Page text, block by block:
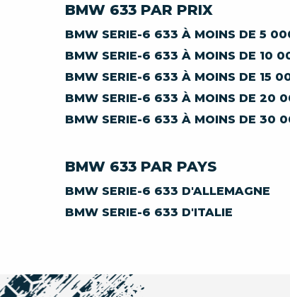
BMW 633 PAR PRIX
BMW SERIE-6 633 À MOINS DE 5
BMW SERIE-6 633 À MOINS DE 10
BMW SERIE-6 633 À MOINS DE 15
BMW SERIE-6 633 À MOINS DE 20
BMW SERIE-6 633 À MOINS DE 30
BMW 633 PAR PAYS
BMW SERIE-6 633 D'ALLEMAGNE
BMW SERIE-6 633 D'ITALIE